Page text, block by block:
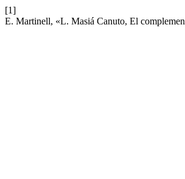
[1]
E. Martinell, «L. Masiá Canuto, El